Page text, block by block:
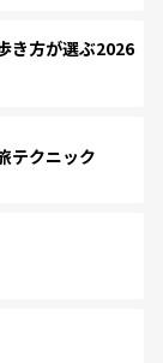
き方が選ぶ2026
テクニック